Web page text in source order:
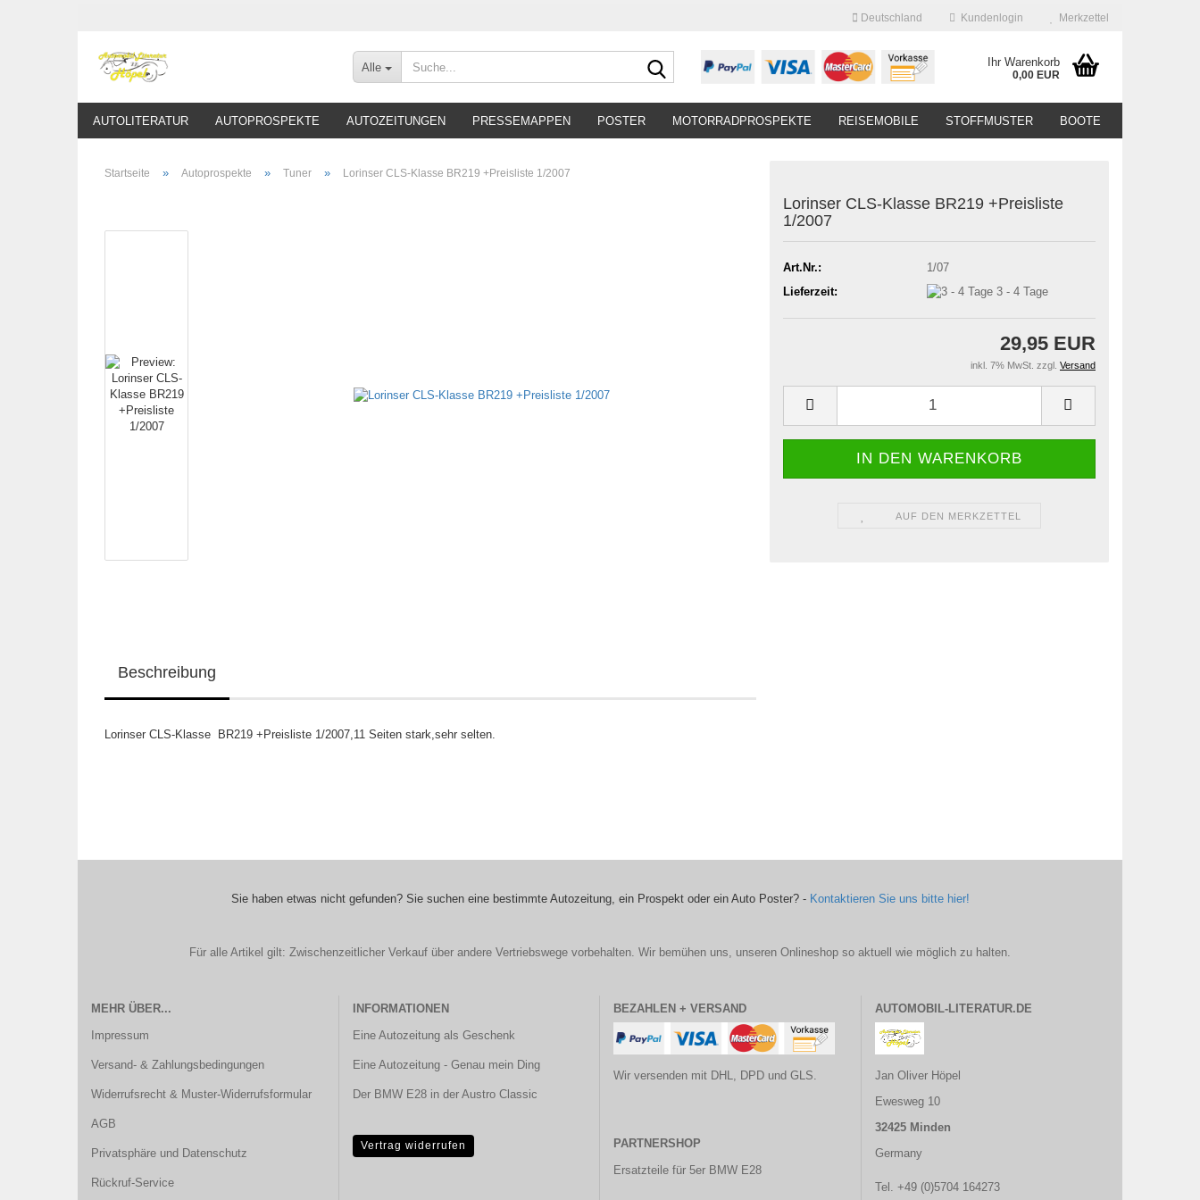
Deutschland Kundenlogin Merkzettel
Alle
Suche... Ihr Warenkorb
0,00 EUR
AUTOLITERATUR AUTOPROSPEKTE AUTOZEITUNGEN PRESSEMAPPEN POSTER MOTORRADPROSPEKTE REISEMOBILE STOFFMUSTER BOOTE
Startseite » Autoprospekte » Tuner » Lorinser CLS-Klasse BR219 +Preisliste 1/2007
Lorinser CLS-Klasse BR219 +Preisliste
1/2007
Art.Nr.:
1/07
Lieferzeit:
3 - 4 Tage
29,95 EUR
inkl. 7% MwSt. zzgl. Versand
AUF DEN MERKZETTEL
Beschreibung
Lorinser CLS-Klasse BR219 +Preisliste 1/2007,11 Seiten stark,sehr selten.
Sie haben etwas nicht gefunden? Sie suchen eine bestimmte Autozeitung, ein Prospekt oder ein Auto Poster? - Kontaktieren Sie uns bitte hier!
Für alle Artikel gilt: Zwischenzeitlicher Verkauf über andere Vertriebswege vorbehalten. Wir bemühen uns, unseren Onlineshop so aktuell wie möglich zu halten.
MEHR ÜBER...
Impressum
Versand- & Zahlungsbedingungen
Widerrufsrecht & Muster-Widerrufsformular
AGB
Privatsphäre und Datenschutz
Rückruf-Service
INFORMATIONEN
Eine Autozeitung als Geschenk
Eine Autozeitung - Genau mein Ding
Der BMW E28 in der Austro Classic
Vertrag widerrufen
BEZAHLEN + VERSAND
Wir versenden mit DHL, DPD und GLS.
PARTNERSHOP
Ersatzteile für 5er BMW E28
AUTOMOBIL-LITERATUR.DE
Jan Oliver Höpel
Ewesweg 10
32425 Minden
Germany
Tel. +49 (0)5704 164273